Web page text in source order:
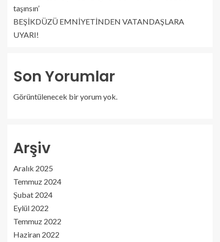
taşınsın’
BEŞİKDÜZÜ EMNİYETİNDEN VATANDAŞLARA
UYARI!
Son Yorumlar
Görüntülenecek bir yorum yok.
Arşiv
Aralık 2025
Temmuz 2024
Şubat 2024
Eylül 2022
Temmuz 2022
Haziran 2022